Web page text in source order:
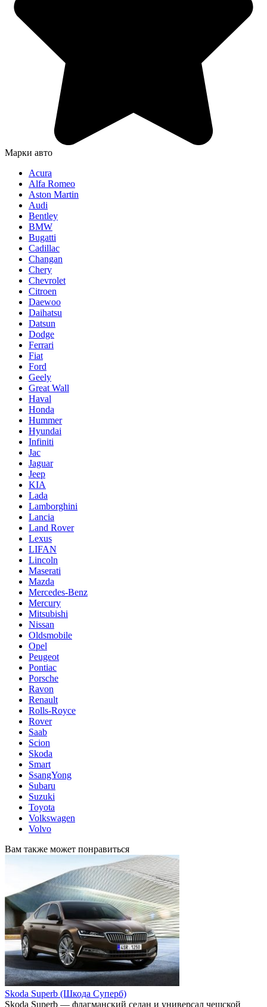
Марки авто
Acura
Alfa Romeo
Aston Martin
Audi
Bentley
BMW
Bugatti
Cadillac
Changan
Chery
Chevrolet
Citroen
Daewoo
Daihatsu
Datsun
Dodge
Ferrari
Fiat
Ford
Geely
Great Wall
Haval
Honda
Hummer
Hyundai
Infiniti
Jac
Jaguar
Jeep
KIA
Lada
Lamborghini
Lancia
Land Rover
Lexus
LIFAN
Lincoln
Maserati
Mazda
Mercedes-Benz
Mercury
Mitsubishi
Nissan
Oldsmobile
Opel
Peugeot
Pontiac
Porsche
Ravon
Renault
Rolls-Royce
Rover
Saab
Scion
Skoda
Smart
SsangYong
Subaru
Suzuki
Toyota
Volkswagen
Volvo
Вам также может понравиться
Skoda Superb (Шкода Суперб)
Skoda Superb — флагманский седан и универсал чешской